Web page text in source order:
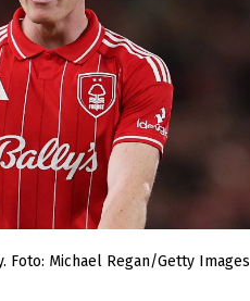
Foto: Michael Regan/Getty Images